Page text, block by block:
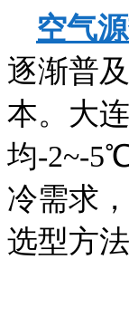
空气
逐渐普
本。大
均-2~-
冷需求
选型方法